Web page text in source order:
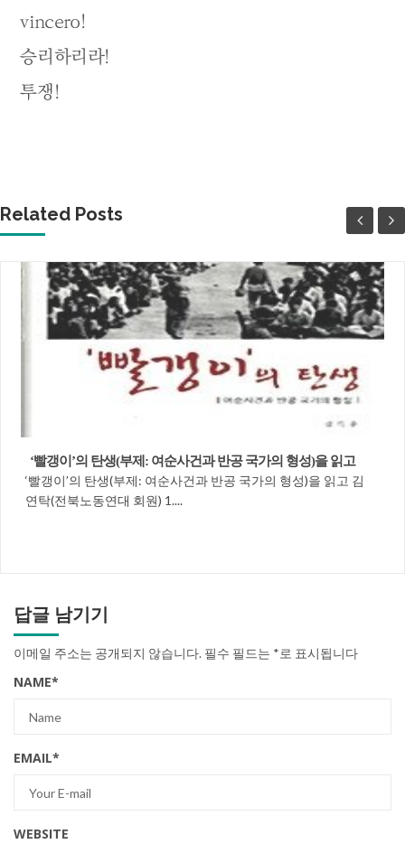
vincero!
승리하리라!
투쟁!
Related Posts
‘빨갱이’의 탄생(부제: 여순사건과 반공 국가의 형성)을 읽고
‘빨갱이’의 탄생(부제: 여순사건과 반공 국가의 형성)을 읽고 김
연탁(전북노동연대 회원) 1....
답글 남기기
이메일 주소는 공개되지 않습니다. 필수 필드는 *로 표시됩니다
NAME*
EMAIL*
WEBSITE